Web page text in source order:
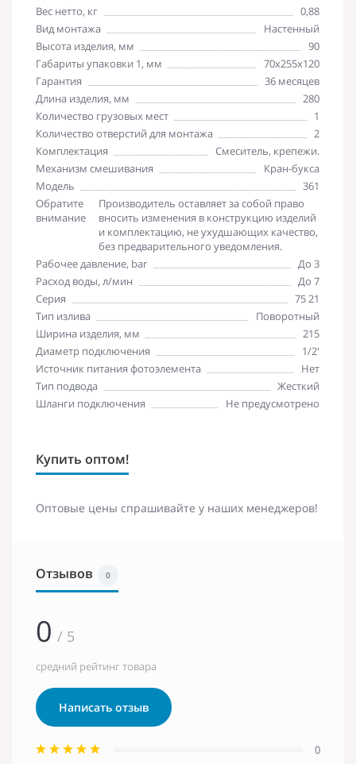
Вес нетто, кг
0,88
Вид монтажа
Настенный
Высота изделия, мм
90
Габариты упаковки 1, мм
70х255х120
Гарантия
36 месяцев
Длина изделия, мм
280
Количество грузовых мест
1
Количество отверстий для монтажа
2
Комплектация
Смеситель, крепежи.
Механизм смешивания
Кран-букса
Модель
361
Обратите
внимание
Производитель оставляет за собой право
вносить изменения в конструкцию изделий
и комплектацию, не ухудшающих качество,
без предварительного уведомления.
Рабочее давление, bar
До 3
Расход воды, л/мин
До 7
Серия
75 21
Тип излива
Поворотный
Ширина изделия, мм
215
Диаметр подключения
1/2'
Источник питания фотоэлемента
Нет
Тип подвода
Жесткий
Шланги подключения
Не предусмотрено
Купить оптом!
Оптовые цены спрашивайте у наших менеджеров!
Отзывов 0
0 / 5
средний рейтинг товара
Написать отзыв
0